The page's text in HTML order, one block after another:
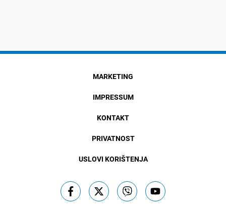
MARKETING
IMPRESSUM
KONTAKT
PRIVATNOST
USLOVI KORIŠTENJA